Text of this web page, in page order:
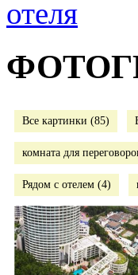
Все картинки (85)
комната для
Рядом с отелем (4)